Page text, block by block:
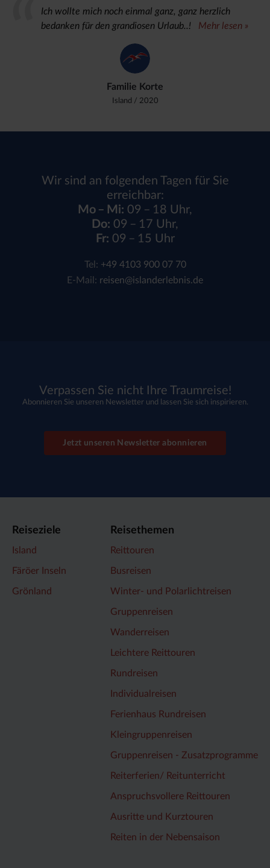
Familie Korte
Island / 2020
Ich wollte mich noch einmal ganz, ganz herzlich
bedanken für den grandiosen Urlaub..! Mehr lesen »
Wir sind an folgenden Tagen für Sie
erreichbar:
Mo – Mi: 09 – 18 Uhr,
Do: 09 – 17 Uhr,
Fr: 09 – 15 Uhr
Tel: +49 4103 900 07 70
E-Mail: reisen@islanderlebnis.de
Verpassen Sie nicht Ihre Traumreise!
Abonnieren Sie unseren Newsletter und lassen Sie sich inspirieren.
Jetzt unseren Newsletter abonnieren
Reiseziele
Island
Färöer Inseln
Grönland
Reisethemen
Reittouren
Busreisen
Winter- und Polarlichtreisen
Gruppenreisen
Wanderreisen
Leichtere Reittouren
Rundreisen
Individualreisen
Ferienhaus Rundreisen
Kleingruppenreisen
Gruppenreisen - Zusatzprogramme
Reiterferien/ Reitunterricht
Anspruchsvollere Reittouren
Ausritte und Kurztouren
Reiten in der Nebensaison